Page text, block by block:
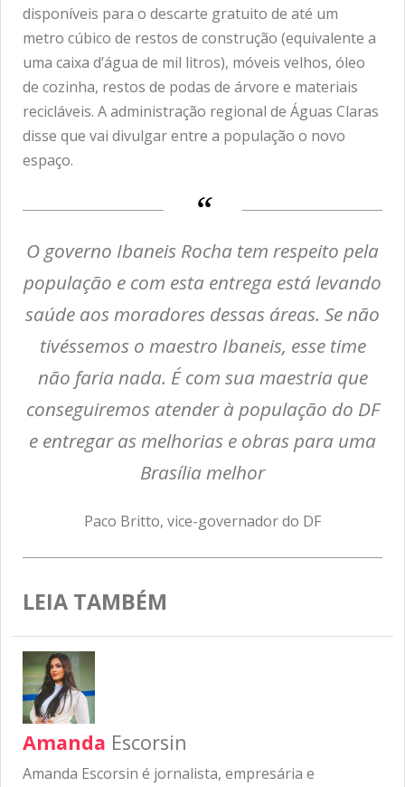
disponíveis para o descarte gratuito de até um
metro cúbico de restos de construção (equivalente a
uma caixa d’água de mil litros), móveis velhos, óleo
de cozinha, restos de podas de árvore e materiais
recicláveis. A administração regional de Águas Claras
disse que vai divulgar entre a população o novo
espaço.
O governo Ibaneis Rocha tem respeito pela
população e com esta entrega está levando
saúde aos moradores dessas áreas. Se não
tivéssemos o maestro Ibaneis, esse time
não faria nada. É com sua maestria que
conseguiremos atender à população do DF
e entregar as melhorias e obras para uma
Brasília melhor
Paco Britto, vice-governador do DF
LEIA TAMBÉM
Amanda Escorsin
Amanda Escorsin é jornalista, empresária e